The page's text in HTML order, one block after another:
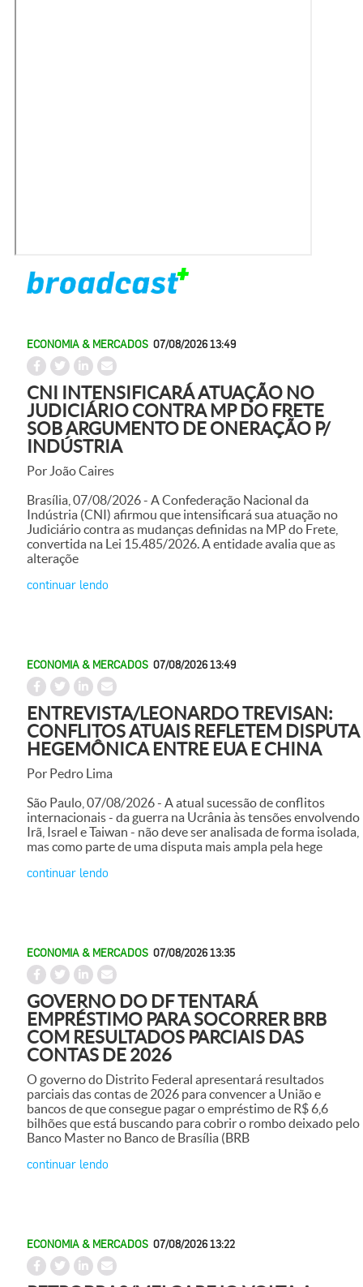
ECONOMIA & MERCADOS 07/08/2026 13:49
CNI INTENSIFICARÁ ATUAÇÃO NO
JUDICIÁRIO CONTRA MP DO FRETE
SOB ARGUMENTO DE ONERAÇÃO P/
INDÚSTRIA
Por João Caires
Brasília, 07/08/2026 - A Confederação Nacional da
Indústria (CNI) afirmou que intensificará sua atuação no
Judiciário contra as mudanças definidas na MP do Frete,
convertida na Lei 15.485/2026. A entidade avalia que as
alteraçõe
continuar lendo
ECONOMIA & MERCADOS 07/08/2026 13:49
ENTREVISTA/LEONARDO TREVISAN:
CONFLITOS ATUAIS REFLETEM DISPUTA
HEGEMÔNICA ENTRE EUA E CHINA
Por Pedro Lima
São Paulo, 07/08/2026 - A atual sucessão de conflitos
internacionais - da guerra na Ucrânia às tensões envolvendo
Irã, Israel e Taiwan - não deve ser analisada de forma isolada,
mas como parte de uma disputa mais ampla pela hege
continuar lendo
ECONOMIA & MERCADOS 07/08/2026 13:35
GOVERNO DO DF TENTARÁ
EMPRÉSTIMO PARA SOCORRER BRB
COM RESULTADOS PARCIAIS DAS
CONTAS DE 2026
O governo do Distrito Federal apresentará resultados
parciais das contas de 2026 para convencer a União e
bancos de que consegue pagar o empréstimo de R$ 6,6
bilhões que está buscando para cobrir o rombo deixado pelo
Banco Master no Banco de Brasília (BRB
continuar lendo
ECONOMIA & MERCADOS 07/08/2026 13:22